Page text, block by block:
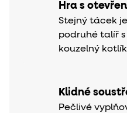
Hra s
Stejný tácek
podruhé talíř
kouzelný
Klidné
Pečlivé